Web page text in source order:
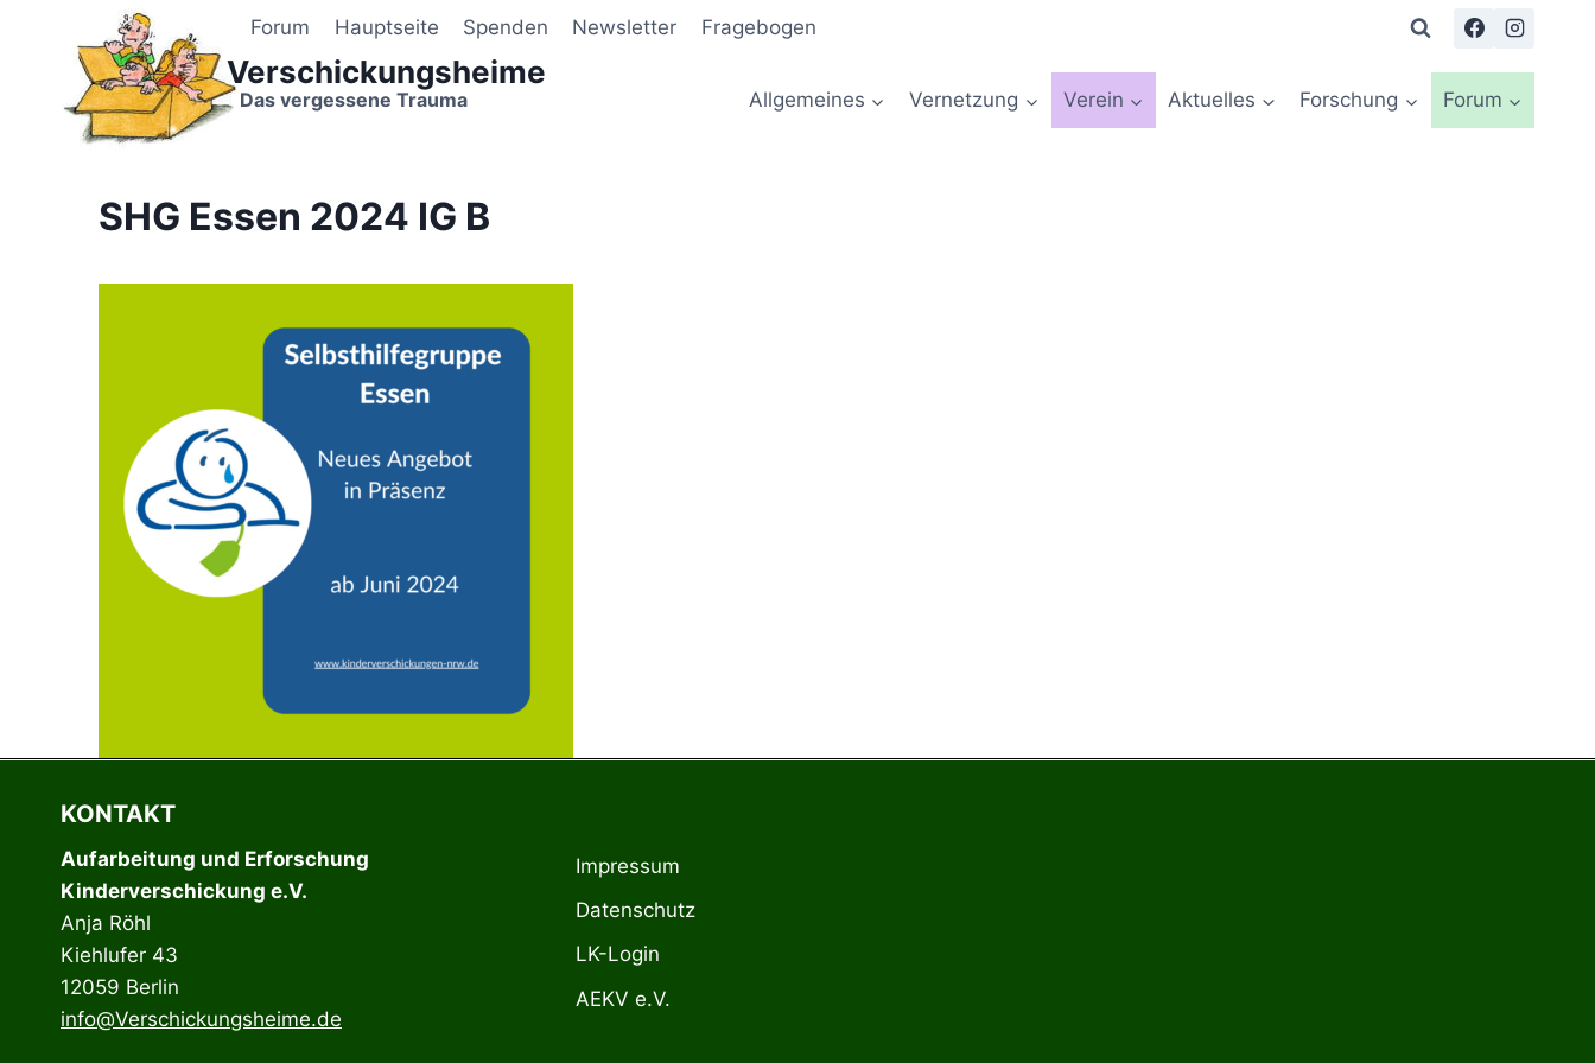
Forum Hauptseite Spenden Newsletter Fragebogen
Verschickungsheime
Das vergessene Trauma Allgemeines Vernetzung Verein Aktuelles Forschung Forum
SHG Essen 2024 IG B
KONTAKT
Aufarbeitung und Erforschung
Kinderverschickung e.V.
Anja Röhl
Kiehlufer 43
12059 Berlin
info@Verschickungsheime.de
Impressum
Datenschutz
LK-Login
AEKV e.V.